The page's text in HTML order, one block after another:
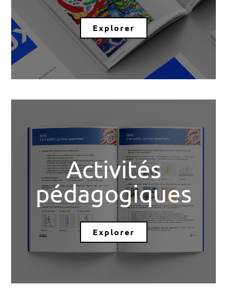
Explorer
Activités
pédagogiques
Explorer